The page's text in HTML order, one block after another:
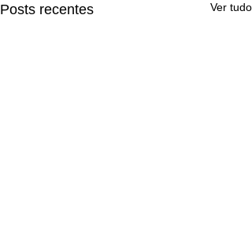
Posts recentes Ver tudo